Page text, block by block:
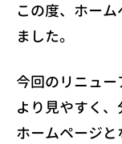
この度、ホー
ました。
今回のリニュ
より見やすく
ホームページと